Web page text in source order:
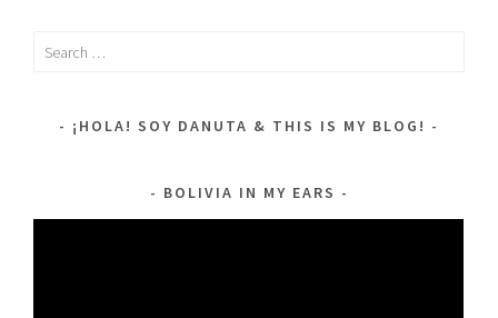
Search
¡HOLA! SOY DANUTA & THIS IS MY BLOG!
BOLIVIA IN MY EARS